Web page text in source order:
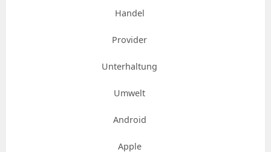
Handel
Provider
Unterhaltung
Umwelt
Android
Apple